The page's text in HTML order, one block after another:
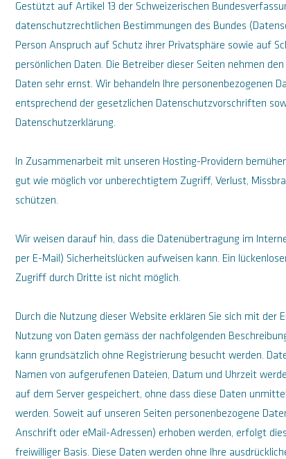
Gestützt auf Artikel 13 der Schweizerischen
datenschutzrechtlichen Bestimmungen des Bundes
Person Anspruch auf Schutz ihrer Privatsphäre sowie auf
persönlichen Daten. Die Betreiber dieser Seiten nehmen
Daten sehr ernst. Wir behandeln Ihre personenbezogenen
entsprechend der gesetzlichen Datenschutzvorschriften
Datenschutzerklärung.
In Zusammenarbeit mit unseren Hosting-Providern
gut wie möglich vor unberechtigtem Zugriff, Verlust,
schützen.
Wir weisen darauf hin, dass die Datenübertragung im
per E-Mail) Sicherheitslücken aufweisen kann. Ein
Zugriff durch Dritte ist nicht möglich.
Durch die Nutzung dieser Website erklären Sie sich mit der
Nutzung von Daten gemäss der nachfolgenden
kann grundsätzlich ohne Registrierung besucht werden.
Namen von aufgerufenen Dateien, Datum und Uhrzeit
auf dem Server gespeichert, ohne dass diese Daten
werden. Soweit auf unseren Seiten personenbezogene
Anschrift oder eMail-Adressen) erhoben werden, erfolgt
freiwilliger Basis. Diese Daten werden ohne Ihre